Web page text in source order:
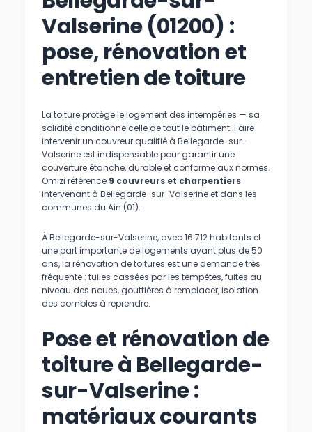
Valserine (01200) :
pose, rénovation et
entretien de toiture
La toiture protège le logement des intempéries — sa
solidité conditionne celle de tout le bâtiment. Faire
intervenir un couvreur qualifié à Bellegarde-sur-
Valserine est indispensable pour garantir une
couverture étanche, durable et conforme aux normes.
Omizi référence 9 couvreurs et charpentiers
intervenant à Bellegarde-sur-Valserine et dans les
communes du Ain (01).
À Bellegarde-sur-Valserine, avec 16 712 habitants et
une part importante de logements ayant plus de 50
ans, la rénovation de toitures est une demande très
fréquente : tuiles cassées par les tempêtes, fuites au
niveau des noues, gouttières à remplacer, isolation
des combles à reprendre.
Pose et rénovation de
toiture à Bellegarde-
sur-Valserine :
matériaux courants